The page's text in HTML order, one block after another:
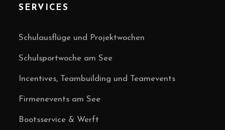
SERVICES
Schulausflüge und Projektwochen
Schulsportwoche am See
Incentives, Teambuilding und Teamevents
Firmenevents am See
Bootsservice & Werft